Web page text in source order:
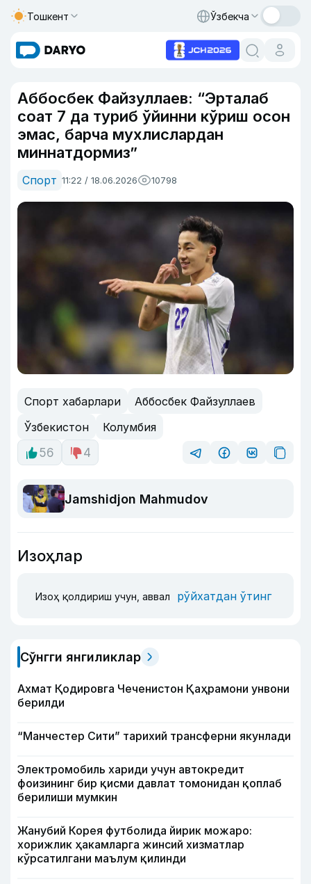
Тошкент Ўзбекча
Аббосбек Файзуллаев: “Эрталаб
соат 7 да туриб ўйинни кўриш осон
эмас, барча мухлислардан
миннатдормиз”
Спорт 11:22 / 18.06.2026 10798
Спорт хабарлари
Аббосбек Файзуллаев
Ўзбекистон
Колумбия
56
4
Jamshidjon Mahmudov
Изоҳлар
Изоҳ қолдириш учун, аввал рўйхатдан ўтинг
Сўнгги янгиликлар
Ахмат Қодировга Чеченистон Қаҳрамони унвони
берилди
“Манчестер Сити” тарихий трансферни якунлади
Электромобиль хариди учун автокредит
фоизининг бир қисми давлат томонидан қоплаб
берилиши мумкин
Жанубий Корея футболида йирик можаро:
хорижлик ҳакамларга жинсий хизматлар
кўрсатилгани маълум қилинди